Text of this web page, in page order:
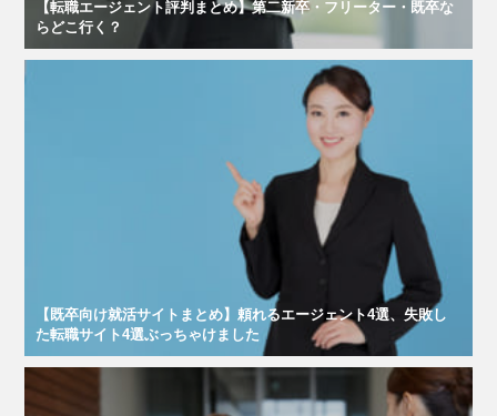
【転職エージェント評判まとめ】第二新卒・フリーター・既卒な
らどこ行く？
【既卒向け就活サイトまとめ】頼れるエージェント4選、失敗し
た転職サイト4選ぶっちゃけました